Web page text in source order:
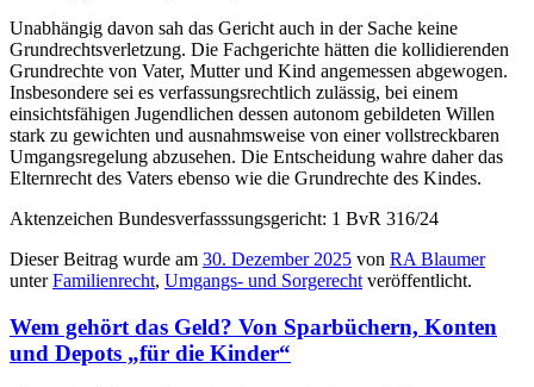
Unabhängig davon sah das Gericht auch in der Sache keine
Grundrechtsverletzung. Die Fachgerichte hätten die kollidierenden
Grundrechte von Vater, Mutter und Kind angemessen abgewogen.
Insbesondere sei es verfassungsrechtlich zulässig, bei einem
einsichtsfähigen Jugendlichen dessen autonom gebildeten Willen
stark zu gewichten und ausnahmsweise von einer vollstreckbaren
Umgangsregelung abzusehen. Die Entscheidung wahre daher das
Elternrecht des Vaters ebenso wie die Grundrechte des Kindes.
Aktenzeichen Bundesverfasssungsgericht: 1 BvR 316/24
Dieser Beitrag wurde am 30. Dezember 2025 von RA Blaumer
unterFamilienrecht, Umgangs- und Sorgerechtveröffentlicht.
Wem gehört das Geld? Von Sparbüchern, Konten
und Depots „für die Kinder“